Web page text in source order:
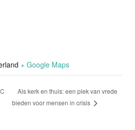
+ Google Maps
Als kerk en thuis: een plek van vrede
bieden voor mensen in crisis